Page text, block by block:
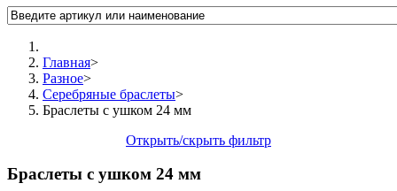
Главная>
Разное>
Серебряные браслеты>
Браслеты с ушком 24 мм
Открыть/скрыть фильтр
Браслеты с ушком 24 мм